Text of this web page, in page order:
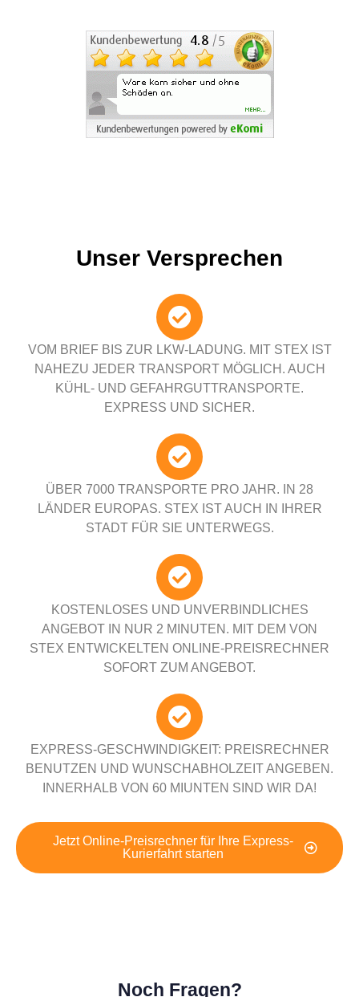
Unser Versprechen
VOM BRIEF BIS ZUR LKW-LADUNG. MIT STEX IST
NAHEZU JEDER TRANSPORT MÖGLICH. AUCH
KÜHL- UND GEFAHRGUTTRANSPORTE.
EXPRESS UND SICHER.
ÜBER 7000 TRANSPORTE PRO JAHR. IN 28
LÄNDER EUROPAS. STEX IST AUCH IN IHRER
STADT FÜR SIE UNTERWEGS.
KOSTENLOSES UND UNVERBINDLICHES
ANGEBOT IN NUR 2 MINUTEN. MIT DEM VON
STEX ENTWICKELTEN ONLINE-PREISRECHNER
SOFORT ZUM ANGEBOT.
EXPRESS-GESCHWINDIGKEIT: PREISRECHNER
BENUTZEN UND WUNSCHABHOLZEIT ANGEBEN.
INNERHALB VON 60 MIUNTEN SIND WIR DA!
Jetzt Online-Preisrechner für Ihre Express-
Kurierfahrt starten
Noch Fragen?